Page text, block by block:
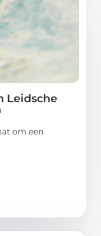
Leidsche
om een